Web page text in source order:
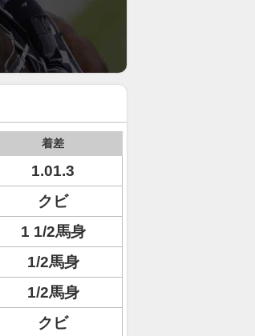
着差
1.01.3
クビ
1 1/2馬身
1/2馬身
1/2馬身
クビ